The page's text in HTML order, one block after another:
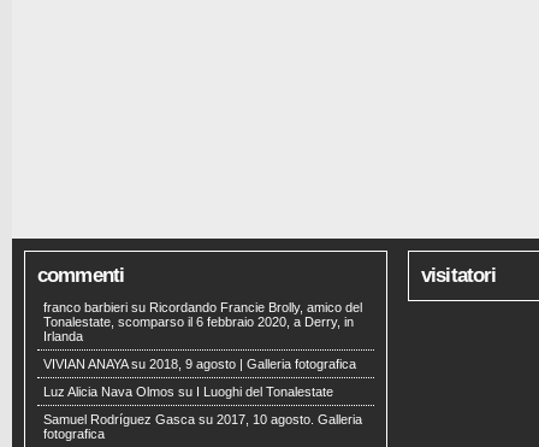
commenti
franco barbieri su Ricordando Francie Brolly, amico del
Tonalestate, scomparso il 6 febbraio 2020, a Derry, in
Irlanda
VIVIAN ANAYAsu 2018, 9 agosto | Galleria fotografica
Luz Alicia Nava Olmos su
I Luoghi del Tonalestate
Samuel Rodríguez Gasca su 2017, 10 agosto. Galleria
fotografica
visitatori